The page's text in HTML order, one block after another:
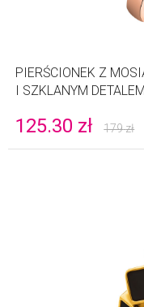
PIERŚCIONEK Z
I SZKLANYM
125.30 zł 179zł